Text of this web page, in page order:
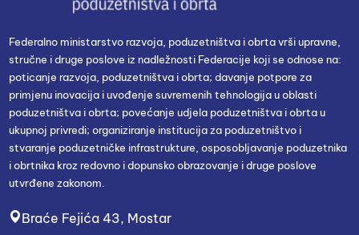
Federalno ministarstvo razvoja, poduzetništva i obrta vrši upravne,
stručne i druge poslove iz nadležnosti Federacije koji se odnose na:
poticanje razvoja, poduzetništva i obrta; davanje potpore za
primjenu inovacija i uvođenje suvremenih tehnologija u oblasti
poduzetništva i obrta; povećanje udjela poduzetništva i obrta u
ukupnoj privredi; organiziranje institucija za poduzetništvo i
stvaranje poduzetničke infrastrukture, osposobljavanje poduzetnika
i obrtnika kroz redovno i dopunsko obrazovanje i druge poslove
utvrđene zakonom.
Braće Fejića 43, Mostar